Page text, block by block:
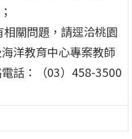
相關問題，請逕洽桃園
洋教育中心專案教師
話：（03）458-3500